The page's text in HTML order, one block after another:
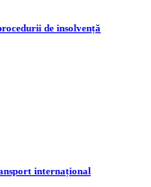
de insolvență
internațional